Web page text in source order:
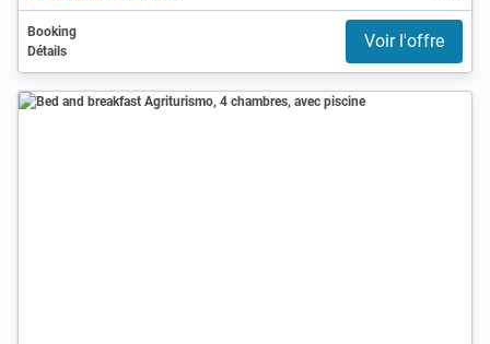
Booking
Détails
Voir l'offre